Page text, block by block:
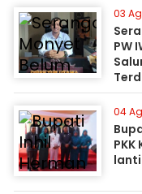
03
PW
04